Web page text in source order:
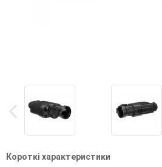
Короткі характеристики